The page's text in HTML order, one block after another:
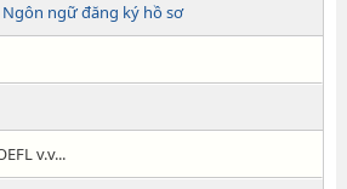
Ngôn ngữ đăng ký hồ sơ
v.v...